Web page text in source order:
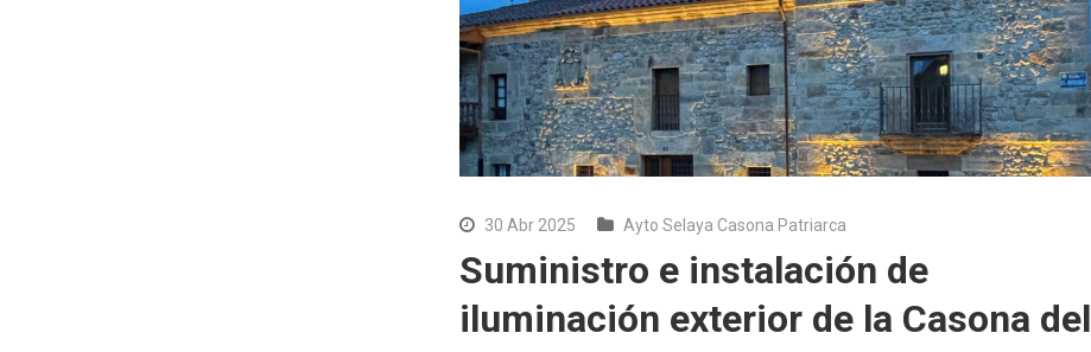
30 Abr 2025 Ayto Selaya Casona Patriarca
Suministro e instalación de
iluminación exterior de la Casona del